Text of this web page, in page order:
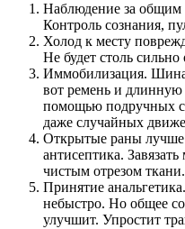
Наблюдение за общим
Контроль сознания,
Холод к месту
Не будет столь
Иммобилизация. Шина
вот ремень и
помощью подручных
даже случайных
Открытые раны лучше
антисептика.
чистым отрезом ткани.
Принятие
небыстро. Но общее
улучшит. Упростит